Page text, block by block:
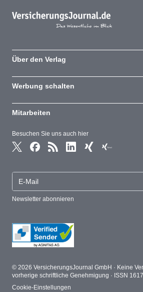
Besuchen Sie uns auch hier
Newsletter abonnieren
Über den Verlag
Werbung schalten
Mitarbeiten
© 2026 VersicherungsJournal GmbH · Keine
vorherige schriftliche Genehmigung · ISSN
Cookie-Einstellungen